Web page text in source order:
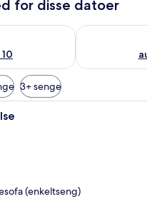
for disse datoer
aug. 9 - aug. 10
Tjek
3+ senge
Et hotelværelse med en stor
(enkeltseng)